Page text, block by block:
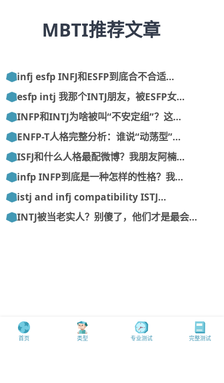
MBTI推荐文章
infj esfp INFJ和ESFP到底合不合适…
esfp intj 我那个INTJ朋友，被ESFP女…
INFP和INTJ为啥被叫“不安定组”？这…
ENFP-T人格完整分析：谁说“动荡型”…
ISFJ和什么人格最配微博？我朋友阿楠…
infp INFP到底是一种怎样的性格？我…
istj and infj compatibility ISTJ…
INTJ被当老实人？别傻了，他们才是最会…
MBTI中文mbti.mobi版权所有@16personalities
首页 类型 专业测试 完整测试